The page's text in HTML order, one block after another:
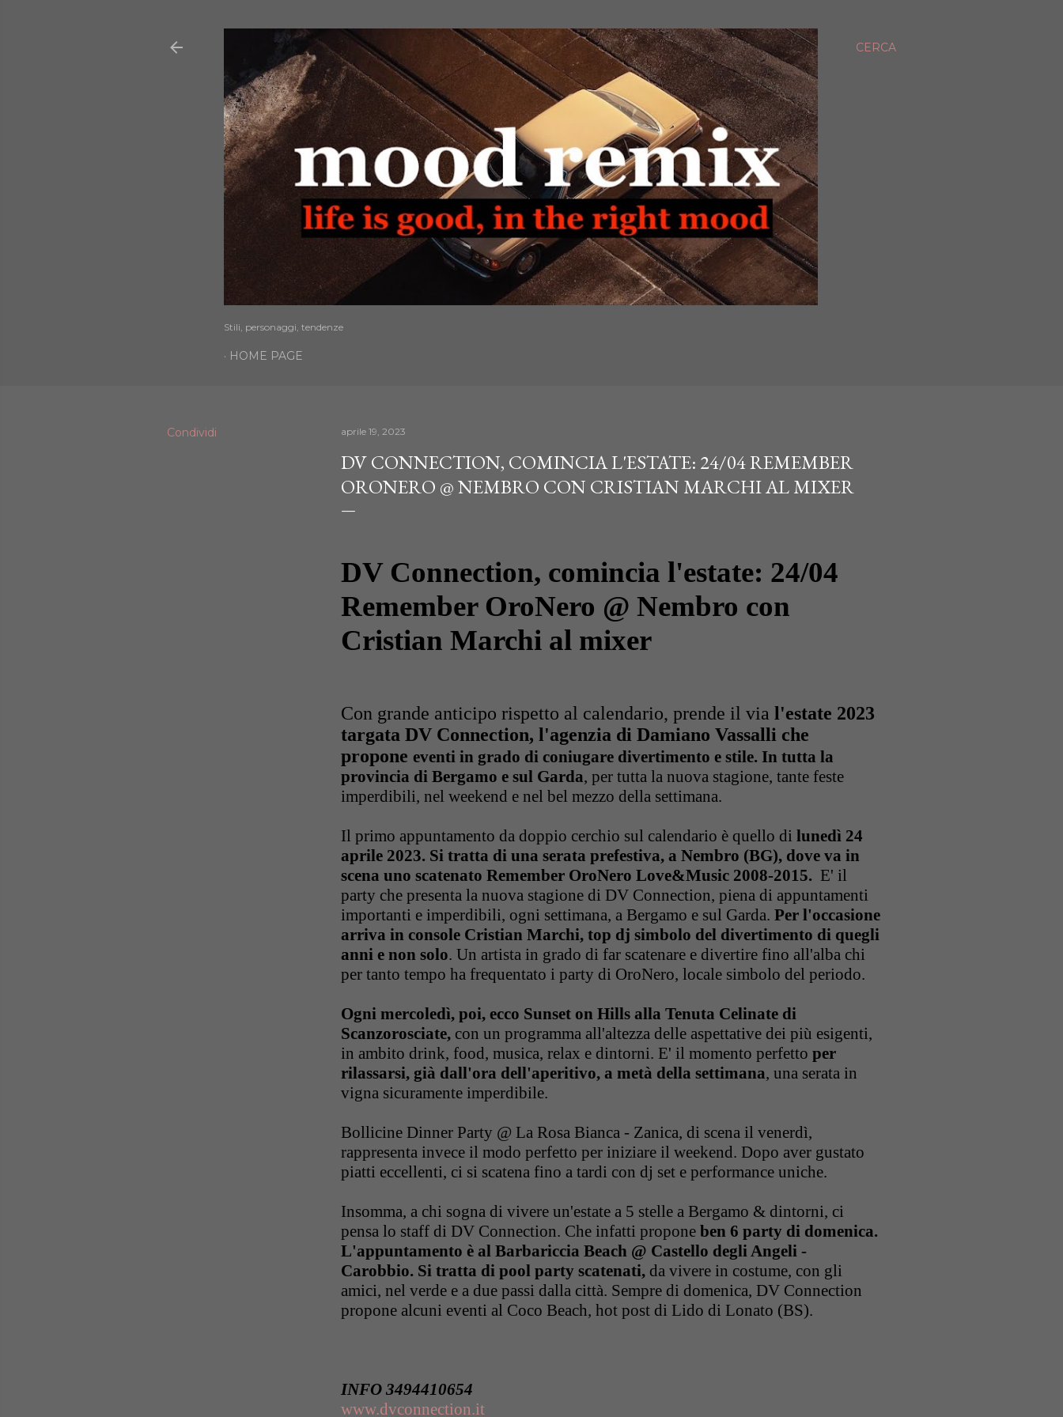
CERCA
Stili, personaggi, tendenze
HOME PAGE
Condividi aprile 19, 2023
DV CONNECTION, COMINCIA L'ESTATE: 24/04 REMEMBER
ORONERO @ NEMBRO CON CRISTIAN MARCHI AL MIXER
DV Connection, comincia l'estate: 24/04
Remember OroNero @ Nembro con
Cristian Marchi al mixer
Con grande anticipo rispetto al calendario, prende il via l'estate 2023
targata DV Connection, l'agenzia di Damiano Vassalli che
propone eventi in grado di coniugare divertimento e stile. In tutta la
provincia di Bergamo e sul Garda, per tutta la nuova stagione, tante feste
imperdibili, nel weekend e nel bel mezzo della settimana.
Il primo appuntamento da doppio cerchio sul calendario è quello di lunedì 24
aprile 2023. Si tratta di una serata prefestiva, a Nembro (BG), dove va in
scena uno scatenato Remember OroNero Love&Music 2008-2015. E' il
party che presenta la nuova stagione di DV Connection, piena di appuntamenti
importanti e imperdibili, ogni settimana, a Bergamo e sul Garda. Per l'occasione
arriva in console Cristian Marchi, top dj simbolo del divertimento di quegli
anni e non solo. Un artista in grado di far scatenare e divertire fino all'alba chi
per tanto tempo ha frequentato i party di OroNero, locale simbolo del periodo.
Ogni mercoledì, poi, ecco Sunset on Hills alla Tenuta Celinate di
Scanzorosciate, con un programma all'altezza delle aspettative dei più esigenti,
in ambito drink, food, musica, relax e dintorni. E' il momento perfetto per
rilassarsi, già dall'ora dell'aperitivo, a metà della settimana, una serata in
vigna sicuramente imperdibile.
Bollicine Dinner Party @ La Rosa Bianca - Zanica, di scena il venerdì,
rappresenta invece il modo perfetto per iniziare il weekend. Dopo aver gustato
piatti eccellenti, ci si scatena fino a tardi con dj set e performance uniche.
Insomma, a chi sogna di vivere un'estate a 5 stelle a Bergamo & dintorni, ci
pensa lo staff di DV Connection. Che infatti propone ben 6 party di domenica.
L'appuntamento è al Barbariccia Beach @ Castello degli Angeli -
Carobbio. Si tratta di pool party scatenati, da vivere in costume, con gli
amici, nel verde e a due passi dalla città. Sempre di domenica, DV Connection
propone alcuni eventi al Coco Beach, hot post di Lido di Lonato (BS).
INFO 3494410654
www.dvconnection.it